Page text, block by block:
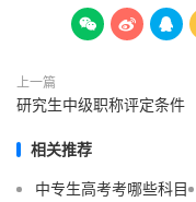
  
上一篇
研究生中级职称评定条件
相关推荐
中专生高考考哪些科目